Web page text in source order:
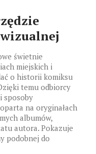
świetnie
miejskich i
o historii komiksu
temu odbiorcy
sposoby
na oryginałach
albumów,
autora. Pokazuje
podobnej do